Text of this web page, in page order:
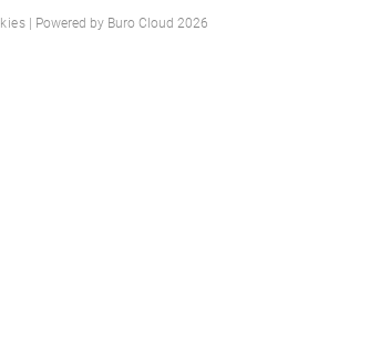
| Powered by Buro Cloud 2026